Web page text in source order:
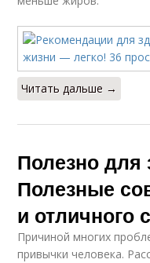
Читать дальше →
Полезно для
Полезные
и отличного
Причиной многих
привычки человека.